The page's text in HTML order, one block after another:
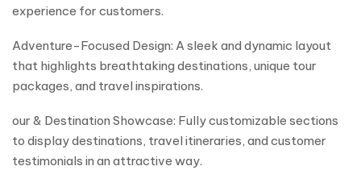
experience for customers.
Adventure-Focused Design: A sleek and dynamic layout
that highlights breathtaking destinations, unique tour
packages, and travel inspirations.
our & Destination Showcase: Fully customizable sections
to display destinations, travel itineraries, and customer
testimonials in an attractive way.